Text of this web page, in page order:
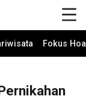
Fokus